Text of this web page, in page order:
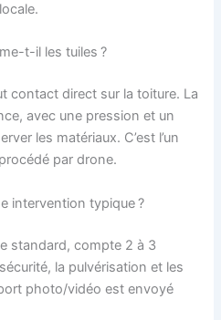
t-il les tuiles ?
contact direct sur la toiture. La
avec une pression et un
les matériaux. C’est l’un
par drone.
intervention typique ?
standard, compte 2 à 3
la pulvérisation et les
photo/vidéo est envoyé